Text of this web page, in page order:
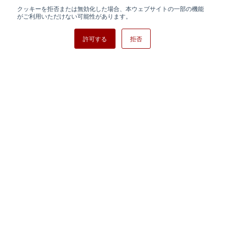
クッキーを拒否または無効化した場合、本ウェブサイトの一部の機能
がご利用いただけない可能性があります。
許可する 拒否
日清紡ホールディングス
Copyright ⓒ Nisshinbo Micro Devices Inc. All Rights Reserved.